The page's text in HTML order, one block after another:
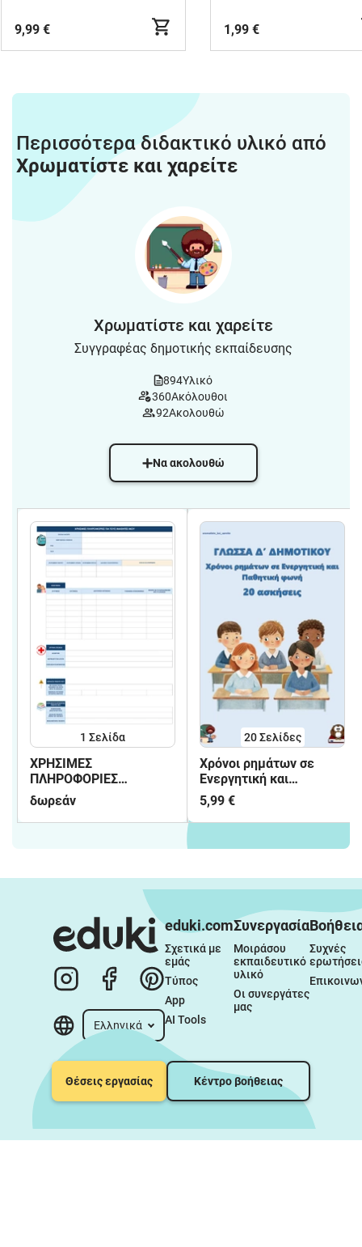
9,99 € 1,99 €
Περισσότερα διδακτικό υλικό από
Χρωματίστε και χαρείτε
Χρωματίστε και χαρείτε
Συγγραφέας δημοτικής εκπαίδευσης
894Υλικό
360Ακόλουθοι
92Ακολουθώ
Να ακολουθώ
1 Σελίδα
ΧΡΗΣΙΜΕΣ
ΠΛΗΡΟΦΟΡΙΕΣ
ΜΑΘΗΤΗ ΜΟΥ
δωρεάν
20Σελίδες
Χρόνοι ρημάτων σε
Ενεργητική και
Παθητική φωνή (20
ασκήσεις) (2) - Δ
δημοτικού
5,99 €
Ελληνικά
eduki.com
Σχετικά με
εμάς
Τύπος
App
AI Tools
Συνεργασία
Μοιράσου
εκπαιδευτικό
υλικό
Οι συνεργάτες
μας
Συχνές
Θέσεις εργασίας Κέντρο βοήθειας